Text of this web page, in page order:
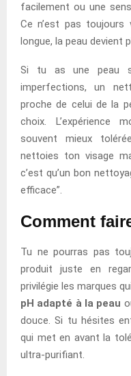
facilement ou une
Ce n’est pas toujours
longue, la peau devient
Si tu as une peau
imperfections, un
proche de celui de la
choix. L’expérience
souvent mieux
nettoies ton visage
c’est qu’un bon
efficace”.
Comment
Tu ne pourras pas
produit juste en
privilégie les marques
pH adapté à la peau
douce. Si tu hésites
qui met en avant la
ultra-purifiant.